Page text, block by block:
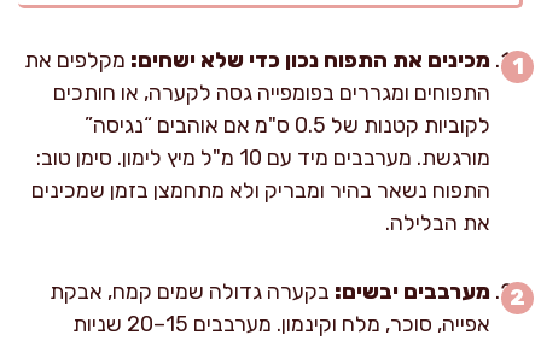
מכינים את התפוח נכון כדי שלא ישחים: מקלפים את
התפוחים ומגררים בפומפייה גסה לקערה, או חותכים
לקוביות קטנות של 0.5 ס"מ אם אוהבים “נגיסה”
מורגשת. מערבבים מיד עם 10 מ"ל מיץ לימון. סימן טוב:
התפוח נשאר בהיר ומבריק ולא מתחמצן בזמן שמכינים
את הבלילה.
מערבבים יבשים: בקערה גדולה שמים קמח, אבקת
אפייה, סוכר, מלח וקינמון. מערבבים 15–20 שניות